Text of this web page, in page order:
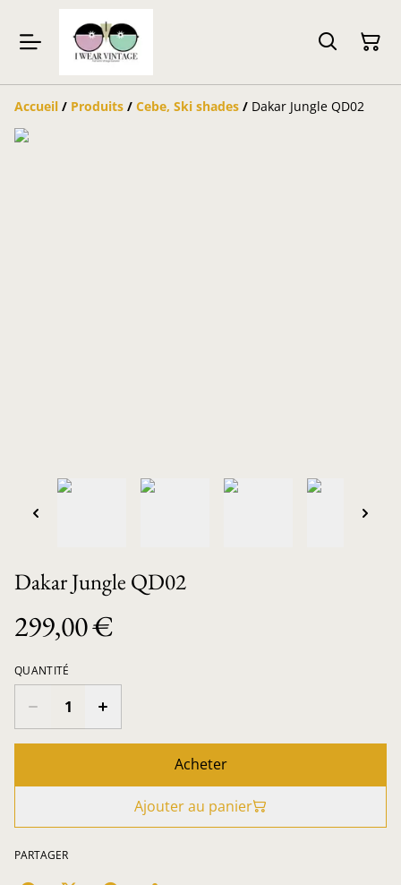
Accueil / Produits / Cebe, Ski shades / Dakar Jungle QD02
Dakar Jungle QD02
299,00 €
QUANTITÉ
Acheter
Ajouter au panier
PARTAGER